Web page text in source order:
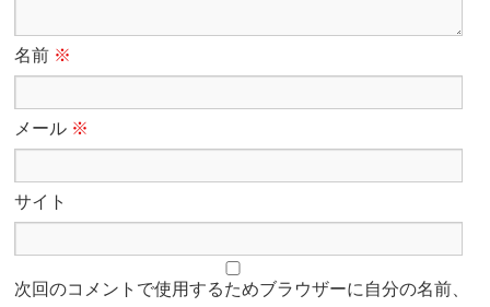
名前 ※
メール ※
サイト
次回のコメントで使用するためブラウザーに自分の名前、